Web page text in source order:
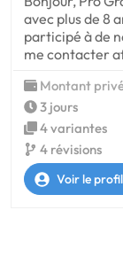
avec plus de 8
participé à de
me contacter
Montant
3 jours
4 variantes
4 révisions
Voir le profil